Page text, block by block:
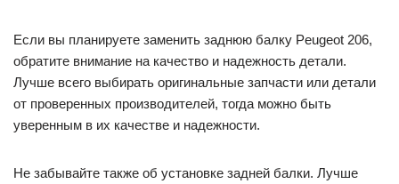
Если вы планируете заменить заднюю балку Peugeot 206,
обратите внимание на качество и надежность детали.
Лучше всего выбирать оригинальные запчасти или детали
от проверенных производителей, тогда можно быть
уверенным в их качестве и надежности.
Не забывайте также об установке задней балки. Лучше